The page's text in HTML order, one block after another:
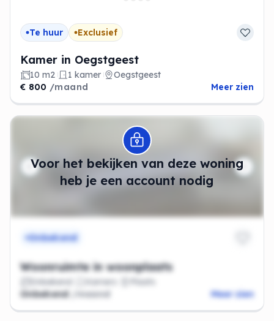
Te huur Exclusief
Kamer in Oegstgeest
10 m2 1 kamer
Oegstgeest
€ 800 /maand Meer zien
Voor het bekijken van deze woning
heb je een account nodig
Modal openen
Onbekend
Woonruimte in woonplaats
Onbekend Kamers
Plaats
Onbekend
/maand Meer zien